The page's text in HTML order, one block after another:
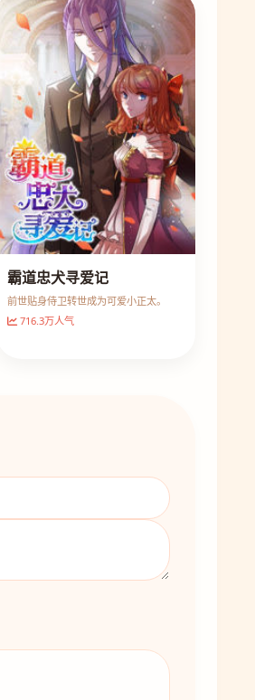
霸道忠犬寻爱记
前世贴身侍卫转世成为可爱小正太。
716.3万人气